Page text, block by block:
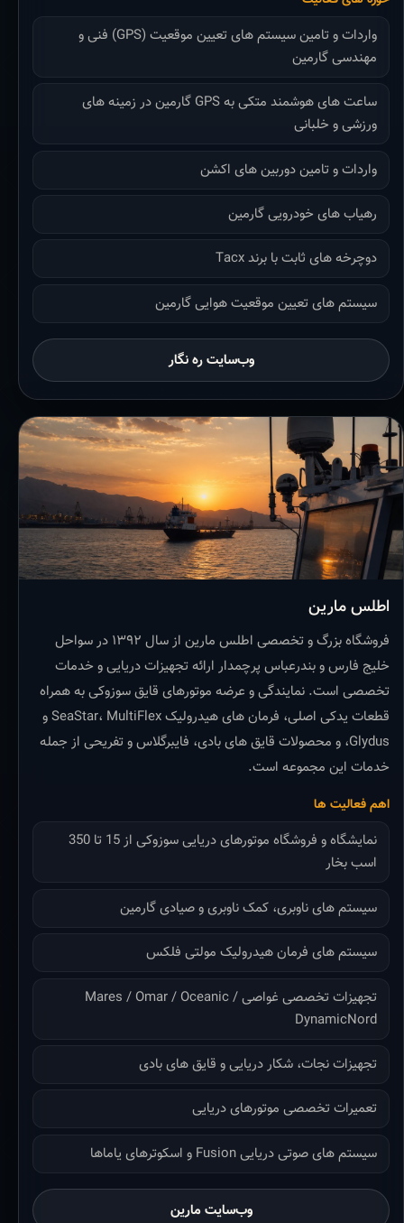
واردات و تامین سیستم های تعیین موقعیت (GPS) فنی و
مهندسی گارمین
ساعت های هوشمند متکی به GPS گارمین در زمینه های
ورزشی و خلبانی
واردات و تامین دوربین های اکشن
رهیاب های خودرویی گارمین
دوچرخه های ثابت با برند Tacx
سیستم های تعیین موقعیت هوایی گارمین
وب‌سایت ره نگار
اطلس مارین
فروشگاه بزرگ و تخصصی اطلس مارین از سال ۱۳۹۲ در سواحل
خلیج فارس و بندرعباس پرچمدار ارائه تجهیزات دریایی و خدمات
تخصصی است. نمایندگی و عرضه موتورهای قایق سوزوکی به همراه
قطعات یدکی اصلی، فرمان های هیدرولیک SeaStar، MultiFlex و
Glydus، و محصولات قایق های بادی، فایبرگلاس و تفریحی از جمله
خدمات این مجموعه است.
اهم فعالیت ها
نمایشگاه و فروشگاه موتورهای دریایی سوزوکی از 15 تا 350
اسب بخار
سیستم های ناوبری، کمک ناوبری و صیادی گارمین
سیستم های فرمان هیدرولیک مولتی فلکس
تجهیزات تخصصی غواصی Mares / Omar / Oceanic /
DynamicNord
تجهیزات نجات، شکار دریایی و قایق های بادی
تعمیرات تخصصی موتورهای دریایی
سیستم های صوتی دریایی Fusion و اسکوترهای یاماها
وب‌سایت مارین